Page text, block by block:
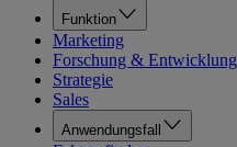
Funktion
Marketing
Forschung & Entwicklung
Strategie
Sales
Anwendungsfall